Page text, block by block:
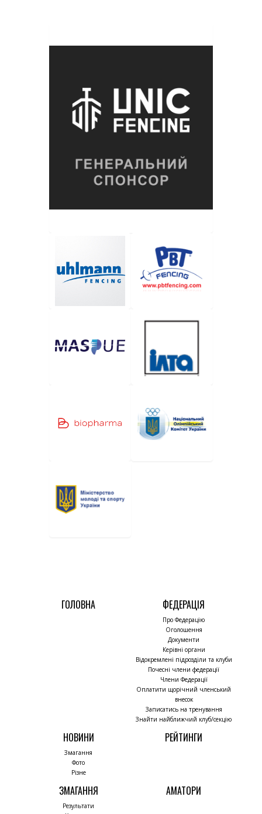
ГОЛОВНА ФЕДЕРАЦІЯ
Про Федерацію
Оголошення
Документи
Керівні органи
Відокремлені підрозділи та клуби
Почесні члени федерації
Члени Федерації
Оплатити щорічний членський
внесок
Записатись на тренування
Знайти найближчий клуб/секцію
НОВИНИ
Змагання
Фото
Різне
РЕЙТИНГИ
ЗМАГАННЯ
Результати
АМАТОРИ